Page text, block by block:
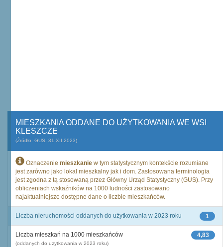
MIESZKANIA ODDANE DO UŻYTKOWANIA WE WSI
KLESZCZE
(Źródło: GUS, 31.XII.2023)
Oznaczenie mieszkanie w tym statystycznym kontekście rozumiane
jest zarówno jako lokal mieszkalny jak i dom. Zastosowana terminologia
jest zgodna z tą stosowaną przez Główny Urząd Statystyczny (GUS). Przy
obliczeniach wskaźników na 1000 ludności zastosowano
najaktualniejsze dostępne dane o liczbie mieszkańców.
1
Liczba nieruchomości oddanych do użytkowania w 2023 roku
4,83
Liczba mieszkań na 1000 mieszkańców
(oddanych do użytkowania w 2023 roku)